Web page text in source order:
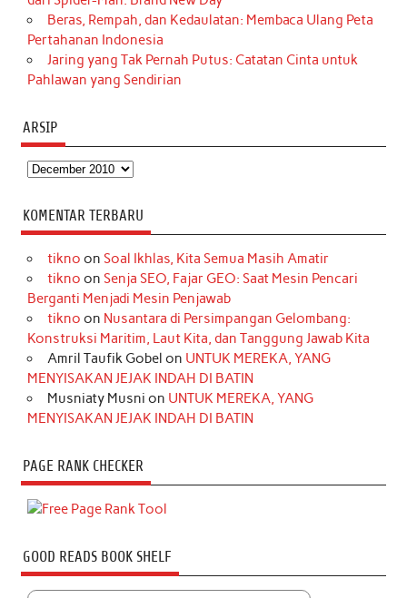
Beras, Rempah, dan Kedaulatan: Membaca Ulang Peta
Pertahanan Indonesia
Jaring yang Tak Pernah Putus: Catatan Cinta untuk
Pahlawan yang Sendirian
ARSIP
Arsip
KOMENTAR TERBARU
tikno on Soal Ikhlas, Kita Semua Masih Amatir
tikno on Senja SEO, Fajar GEO: Saat Mesin Pencari
Berganti Menjadi Mesin Penjawab
tikno on Nusantara di Persimpangan Gelombang:
Konstruksi Maritim, Laut Kita, dan Tanggung Jawab Kita
Amril Taufik Gobel on UNTUK MEREKA, YANG
MENYISAKAN JEJAK INDAH DI BATIN
Musniaty Musni on UNTUK MEREKA, YANG
MENYISAKAN JEJAK INDAH DI BATIN
PAGE RANK CHECKER
GOOD READS BOOK SHELF